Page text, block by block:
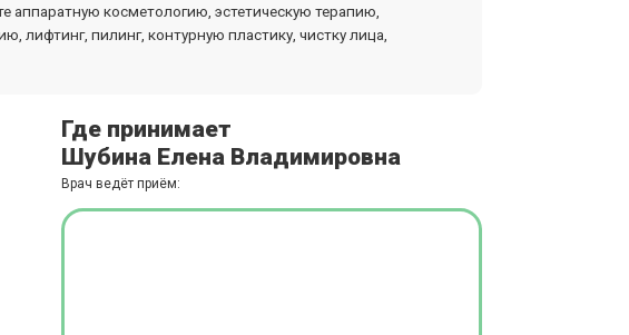
аппаратную косметологию, эстетическую терапию,
лифтинг, пилинг, контурную пластику, чистку лица,
Где принимает
Шубина Елена Владимировна
Врач ведёт приём: